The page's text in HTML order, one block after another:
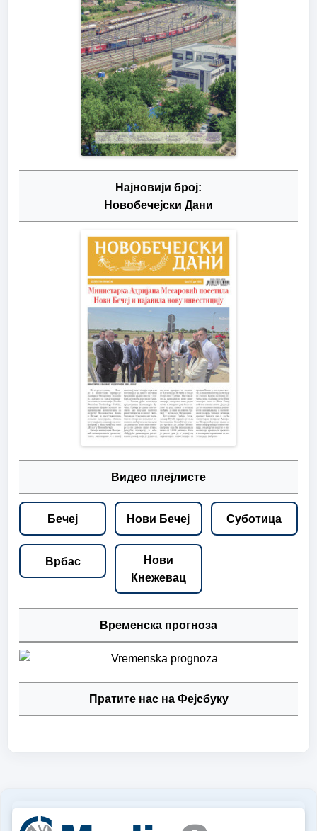
Најновији број:
Новобечејски Дани
Видео плејлисте
Бечеј Нови Бечеј Суботица
Врбас
Нови
Кнежевац
Временска прогноза
Пратите нас на Фејсбуку